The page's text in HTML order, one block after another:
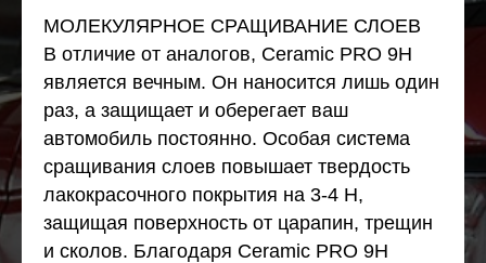
МОЛЕКУЛЯРНОЕ СРАЩИВАНИЕ СЛОЕВ
В отличие от аналогов, Ceramic PRO 9H
является вечным. Он наносится лишь один
раз, а защищает и оберегает ваш
автомобиль постоянно. Особая система
сращивания слоев повышает твердость
лакокрасочного покрытия на 3-4 Н,
защищая поверхность от царапин, трещин
и сколов. Благодаря Ceramic PRO 9H